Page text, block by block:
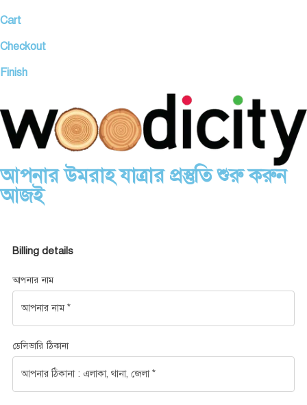
Cart
Checkout
Finish
আপনার উমরাহ যাত্রার প্রস্তুতি শুরু করুন
আজই
Billing details
আপনার নাম
ডেলিভারি ঠিকানা